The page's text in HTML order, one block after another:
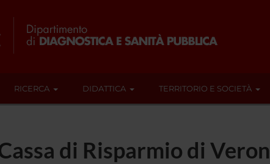
RICERCA DIDATTICA TERRITORIO E SOCIETÀ
di Risparmio di